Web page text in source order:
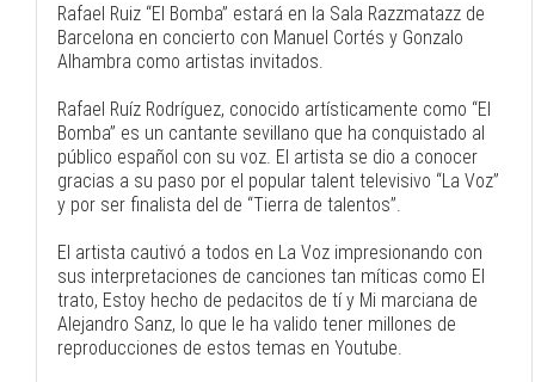
Rafael Ruiz “El Bomba” estará en la Sala Razzmatazz de
Barcelona en concierto con Manuel Cortés y Gonzalo
Alhambra como artistas invitados.
Rafael Ruíz Rodríguez, conocido artísticamente como “El
Bomba” es un cantante sevillano que ha conquistado al
público español con su voz. El artista se dio a conocer
gracias a su paso por el popular talent televisivo “La Voz”
y por ser finalista del de “Tierra de talentos”.
El artista cautivó a todos en La Voz impresionando con
sus interpretaciones de canciones tan míticas como El
trato, Estoy hecho de pedacitos de tí y Mi marciana de
Alejandro Sanz, lo que le ha valido tener millones de
reproducciones de estos temas en Youtube.